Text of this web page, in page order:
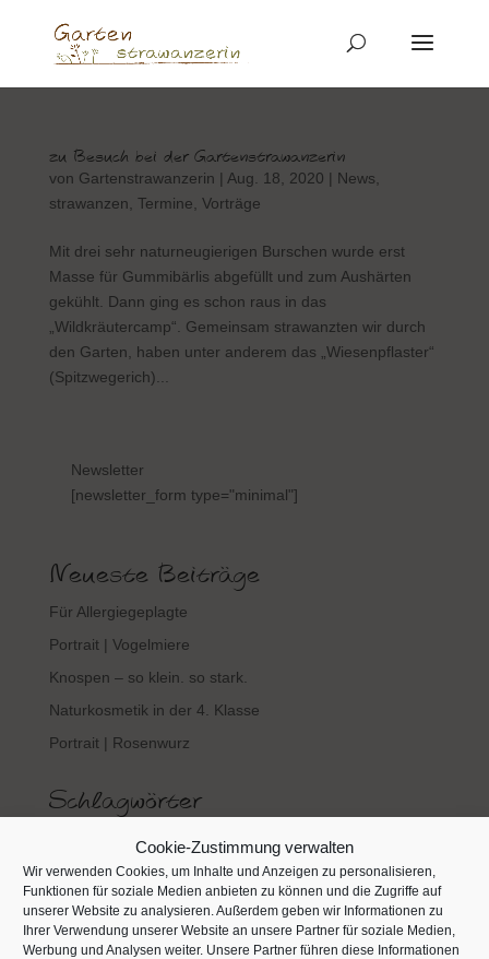
Cookie-Zustimmung verwalten
Wir verwenden Cookies, um Inhalte und Anzeigen zu personalisieren,
Funktionen für soziale Medien anbieten zu können und die Zugriffe auf
unserer Website zu analysieren. Außerdem geben wir Informationen zu
Ihrer Verwendung unserer Website an unsere Partner für soziale Medien,
Werbung und Analysen weiter. Unsere Partner führen diese Informationen
zu Besuch bei der Gartenstrawanzerin
von Gartenstrawanzerin | Aug. 18, 2020 | News
strawanzen Termine Vorträge
Mit drei sehr naturneugierigen Burschen wurde erst
Masse für Gummibärlis abgefüllt und zum Aushärten
gekühlt. Dann ging es schon raus in das
„Wildkräutercamp“. Gemeinsam strawanzten wir durch
den Garten, haben unter anderem das „Wiesenpflaster“
(Spitzwegerich)...
Newsletter
[newsletter_form type="minimal"]
Neueste Beiträge
Für Allergiegeplagte
Portrait | Vogelmiere
Knospen – so klein. so stark.
Naturkosmetik in der 4. Klasse
Portrait | Rosenwurz
Schlagwörter
Apfel Beifuß Bitterstoffe
Brennnessel entzündungshemmend Flavonoide
Gerbstoffe Gundelrebe Gänseblümchen harntreibend
Hautbeschwerden Herz-Kreislauf-Erkrankungen Honig